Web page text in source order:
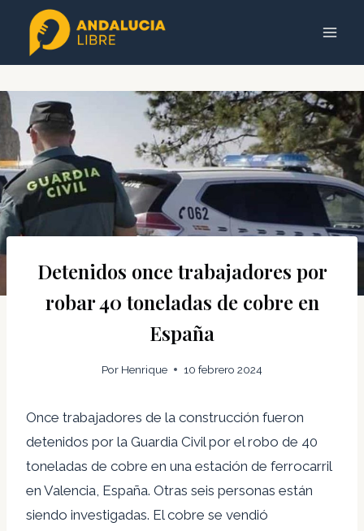
Saltar
contenido
Detenidos once trabajadores por
robar 40 toneladas de cobre en
España
Por Henrique 10 febrero 2024
Once trabajadores de la construcción fueron
detenidos por la Guardia Civil por el robo de 40
toneladas de cobre en una estación de ferrocarril
en Valencia, España. Otras seis personas están
siendo investigadas. El cobre se vendió